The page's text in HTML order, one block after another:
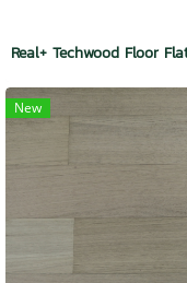
Real+ Techwood Floor
New